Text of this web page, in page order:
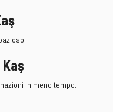
in meno tempo.